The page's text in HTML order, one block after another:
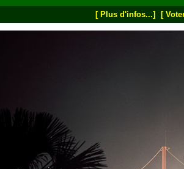
[ Plus d'infos...] [